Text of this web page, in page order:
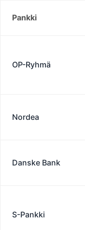
Pankki
OP-Ryhmä
Nordea
Danske Bank
S-Pankki